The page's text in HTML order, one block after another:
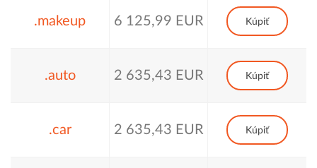
.makeup 6 125,99 EUR Kúpiť
.auto 2 635,43 EUR Kúpiť
.car 2 635,43 EUR Kúpiť